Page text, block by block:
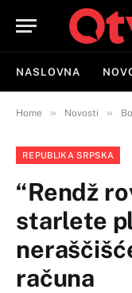
NASLOVNA
Home » Novosti »
REPUBLIKA SRPSKA
“Rendž
starlete
računa